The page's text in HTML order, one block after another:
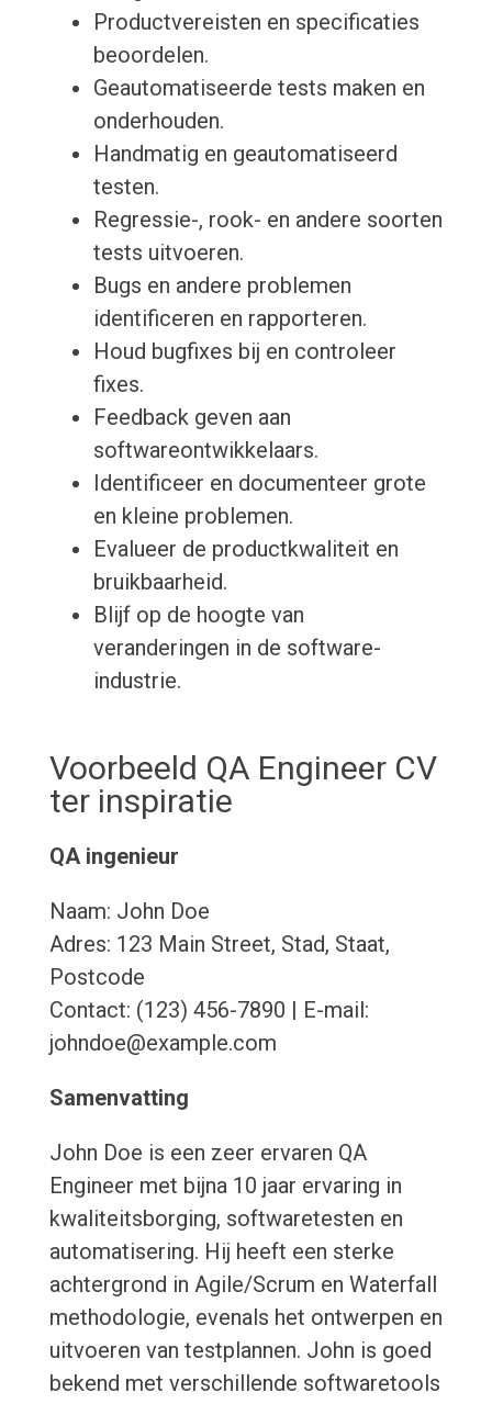
Productvereisten en specificaties
beoordelen.
Geautomatiseerde tests maken en
onderhouden.
Handmatig en geautomatiseerd
testen.
Regressie-, rook- en andere soorten
tests uitvoeren.
Bugs en andere problemen
identificeren en rapporteren.
Houd bugfixes bij en controleer
fixes.
Feedback geven aan
softwareontwikkelaars.
Identificeer en documenteer grote
en kleine problemen.
Evalueer de productkwaliteit en
bruikbaarheid.
Blijf op de hoogte van
veranderingen in de software-
industrie.
Voorbeeld QA Engineer CV
ter inspiratie
QA ingenieur
Naam: John Doe
Adres: 123 Main Street, Stad, Staat,
Postcode
Contact: (123) 456-7890 | E-mail:
johndoe@example.com
Samenvatting
John Doe is een zeer ervaren QA
Engineer met bijna 10 jaar ervaring in
kwaliteitsborging, softwaretesten en
automatisering. Hij heeft een sterke
achtergrond in Agile/Scrum en Waterfall
methodologie, evenals het ontwerpen en
uitvoeren van testplannen. John is goed
bekend met verschillende softwaretools